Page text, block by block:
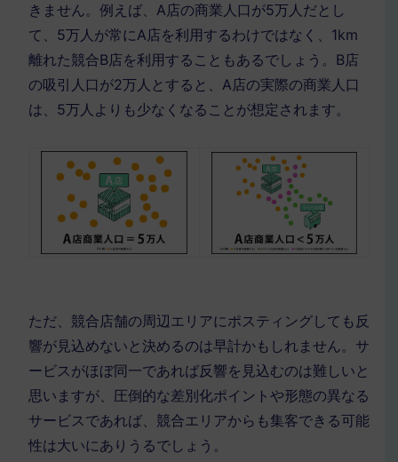
きません。例えば、A店の商業人口が5万人だとし
て、5万人が常にA店を利用するわけではなく、1km
離れた競合B店を利用することもあるでしょう。B店
の吸引人口が2万人とすると、A店の実際の商業人口
は、5万人よりも少なくなることが想定されます。
ただ、競合店舗の周辺エリアにポスティングしても反
響が見込めないと決めるのは早計かもしれません。サ
ービスがほぼ同一であれば反響を見込むのは難しいと
思いますが、圧倒的な差別化ポイントや形態の異なる
サービスであれば、競合エリアからも集客できる可能
性は大いにありうるでしょう。